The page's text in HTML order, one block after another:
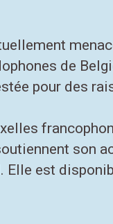
de
pour des
son
Elle est